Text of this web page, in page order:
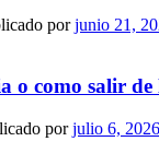
porjunio 21,
o como salir
porjulio 6, 2026